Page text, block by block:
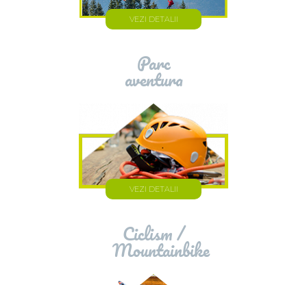
VEZI DETALII
Parc
aventura
VEZI DETALII
Ciclism /
Mountainbike